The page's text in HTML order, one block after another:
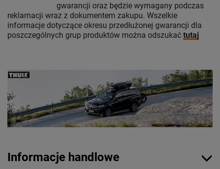
gwarancji oraz będzie wymagany podczas
reklamacji wraz z dokumentem zakupu. Wszelkie
informacje dotyczące okresu przedłużonej gwarancji dla
poszczególnych grup produktów można odszukać tutaj
Informacje handlowe